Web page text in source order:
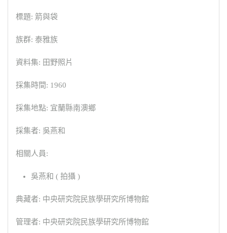
標題: 箭與袋
族群: 泰雅族
資料集: 田野照片
採集時間: 1960
採集地點: 宜蘭縣南澳鄉
採集者: 吳燕和
相關人員:
吳燕和 ( 拍攝 )
典藏者: 中央研究院民族學研究所博物館
管理者: 中央研究院民族學研究所博物館